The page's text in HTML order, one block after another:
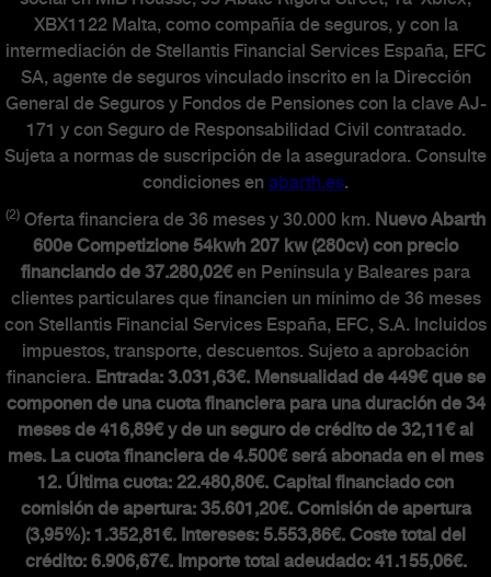
XBX1122 Malta, como compañía de seguros, y con la
intermediación de Stellantis Financial Services España, EFC
SA, agente de seguros vinculado inscrito en la Dirección
General de Seguros y Fondos de Pensiones con la clave AJ-
171 y con Seguro de Responsabilidad Civil contratado.
Sujeta a normas de suscripción de la aseguradora. Consulte
condiciones en abarth.es.
(2) Oferta financiera de 36 meses y 30.000 km. Nuevo Abarth
600e Competizione 54kwh 207 kw (280cv) con precio
financiando de 37.280,02€en Península y Baleares para
clientes particulares que financien un mínimo de 36 meses
con Stellantis Financial Services España, EFC, S.A. Incluidos
impuestos, transporte, descuentos. Sujeto a aprobación
financiera. Entrada: 3.031,63€. Mensualidad de 449€ que se
componen de una cuota financiera para una duración de 34
meses de 416,89€ y de un seguro de crédito de 32,11€ al
mes. La cuota financiera de 4.500€ será abonada en el mes
12. Última cuota: 22.480,80€. Capital financiado con
comisión de apertura: 35.601,20€. Comisión de apertura
(3,95%): 1.352,81€. Intereses: 5.553,86€. Coste total del
crédito: 6.906,67€. Importe total adeudado: 41.155,06€.